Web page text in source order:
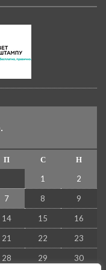
П С
Н
1
2
7 8 9
14 15 16
21 22 23
28 29 30